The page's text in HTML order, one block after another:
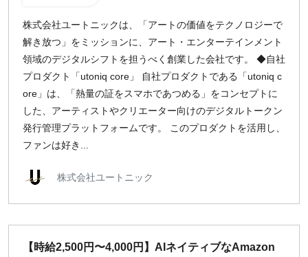
株式会社ユートニックは、「アートの価値をテクノロジーで
解き放つ」をミッションに、アート・エンターテインメント
領域のデジタルシフトを担うべく創業した会社です。 ◆自社
プロダクト「utoniq core」 自社プロダクトである「utoniq c
ore」は、「熱量の証をスマホであつめる」をコンセプトに
した、アーティストやクリエーター向けのデジタルトークン
発行管理プラットフォームです。 このプロダクトを活用し、
ファンは好き...
株式会社ユートニック
【時給2,500円〜4,000円】AIネイティブなAmazon